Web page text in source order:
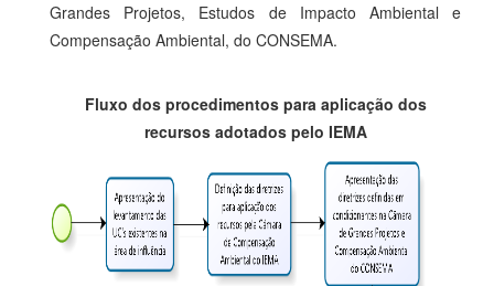
Grandes Projetos, Estudos de Impacto Ambiental e
Compensação Ambiental, do CONSEMA.
Fluxo dos procedimentos para aplicação dos
recursos adotados pelo IEMA